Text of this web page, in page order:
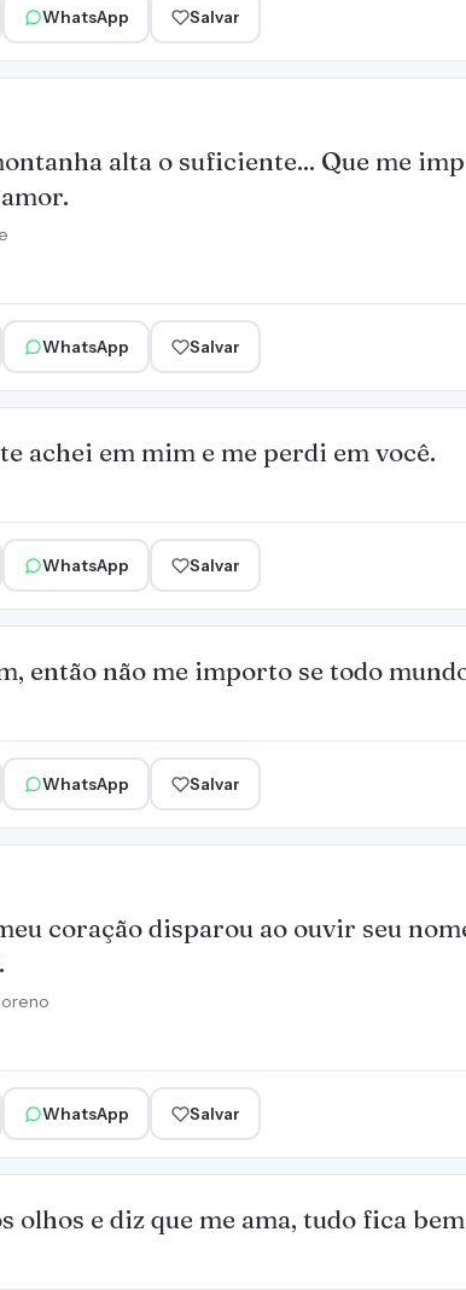
WhatsApp Salvar
alta o suficiente... Que me
WhatsApp Salvar
achei em mim e me perdi em você.
WhatsApp Salvar
então não me importo se todo
WhatsApp Salvar
coração disparou ao ouvir seu
WhatsApp Salvar
olhos e diz que me ama, tudo fica